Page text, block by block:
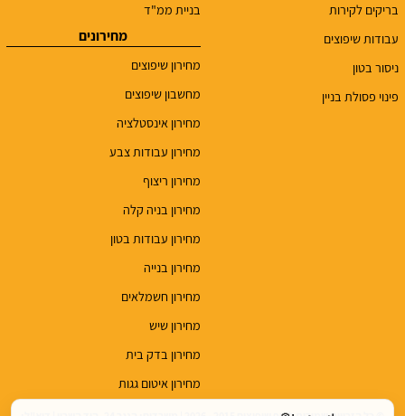
בריקים לקירות
עבודות שיפוצים
ניסור בטון
פינוי פסולת בניין
בניית ממ"ד
מחירונים
מחירון שיפוצים
מחשבון שיפוצים
מחירון אינסטלציה
מחירון עבודות צבע
מחירון ריצוף
מחירון בניה קלה
מחירון עבודות בטון
מחירון בנייה
מחירון חשמלאים
מחירון שיש
מחירון בדק בית
מחירון איטום גגות